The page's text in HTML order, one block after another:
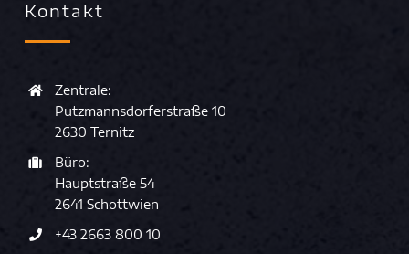
Kontakt
Zentrale:
Putzmannsdorferstraße 10
2630 Ternitz
Büro:
Hauptstraße 54
2641 Schottwien
+43 2663 800 10